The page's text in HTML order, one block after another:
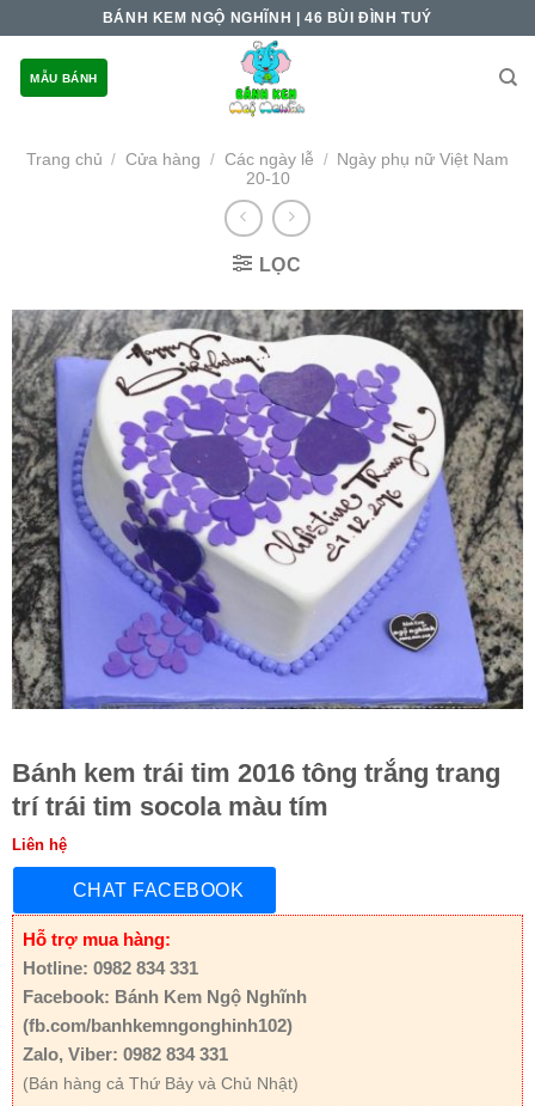
content
BÁNH KEM NGỘ NGHĨNH | 46 BÙI ĐÌNH TUÝ
MẪU BÁNH
Trang chủ / Cửa hàng / Các ngày lễ / Ngày phụ nữ Việt Nam
20-10
LỌC
Bánh kem trái tim 2016 tông trắng trang
trí trái tim socola màu tím
Liên hệ
CHAT FACEBOOK
Hỗ trợ mua hàng:
Hotline: 0982 834 331
Facebook: Bánh Kem Ngộ Nghĩnh
(fb.com/banhkemngonghinh102)
Zalo, Viber: 0982 834 331
(Bán hàng cả Thứ Bảy và Chủ Nhật)